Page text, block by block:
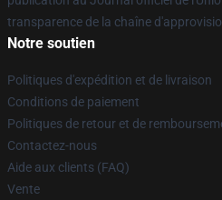
transparence de la chaîne
Notre soutien
Politiques d'expédition et de livraison
Conditions de paiement
Politiques de retour et de
Contactez-nous
Aide aux clients (FAQ)
Vente